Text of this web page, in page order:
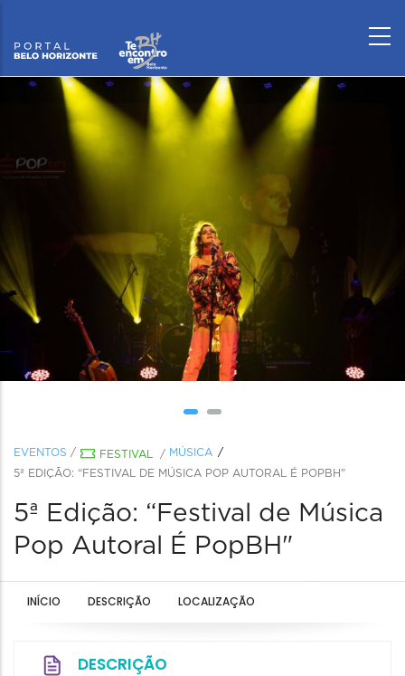
EVENTOS / FESTIVAL / MÚSICA
5ª EDIÇÃO: “FESTIVAL DE MÚSICA POP AUTORAL É POPBH"
5ª Edição: “Festival de Música
Pop Autoral É PopBH"
INÍCIO DESCRIÇÃO LOCALIZAÇÃO
DESCRIÇÃO